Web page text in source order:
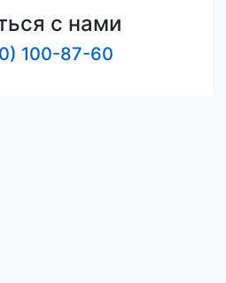
с нами
100-87-60